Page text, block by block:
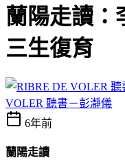
蘭陽走讀：
三生復育
VOLER 聽書－彭瀞儀
6年前
蘭陽走讀